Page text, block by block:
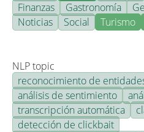
Finanzas
Gastronomía
Noticias
Social Turismo
NLP topic
reconocimiento de
análisis de sentimiento
transcripción automática
detección de clickbait